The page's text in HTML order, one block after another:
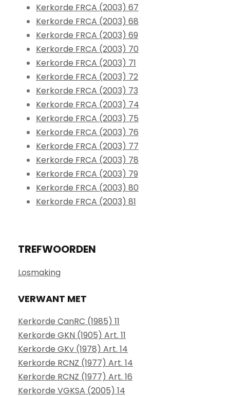
Kerkorde FRCA (2003) 67
Kerkorde FRCA (2003) 68
Kerkorde FRCA (2003) 69
Kerkorde FRCA (2003) 70
Kerkorde FRCA (2003) 71
Kerkorde FRCA (2003) 72
Kerkorde FRCA (2003) 73
Kerkorde FRCA (2003) 74
Kerkorde FRCA (2003) 75
Kerkorde FRCA (2003) 76
Kerkorde FRCA (2003) 77
Kerkorde FRCA (2003) 78
Kerkorde FRCA (2003) 79
Kerkorde FRCA (2003) 80
Kerkorde FRCA (2003) 81
TREFWOORDEN
Losmaking
VERWANT MET
Kerkorde CanRC (1985) 11
Kerkorde GKN (1905) Art. 11
Kerkorde GKv (1978) Art. 14
Kerkorde RCNZ (1977) Art. 14
Kerkorde RCNZ (1977) Art. 16
Kerkorde VGKSA (2005) 14